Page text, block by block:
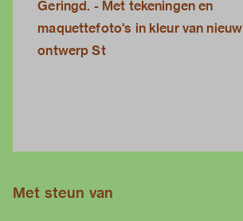
Geringd. - Met tekeningen en
maquettefoto's in kleur van nieuw
ontwerp St
Met steun van